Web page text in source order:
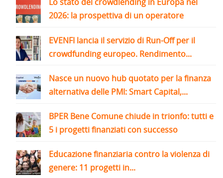
2026: la prospettiva di un operatore
EVENFI lancia il servizio di Run-Off per il
crowdfunding europeo. Rendimento...
Nasce un nuovo hub quotato per la finanza
alternativa delle PMI: Smart Capital,...
BPER Bene Comune chiude in trionfo: tutti e
5 i progetti finanziati con successo
Educazione finanziaria contro la violenza di
genere: 11 progetti in...